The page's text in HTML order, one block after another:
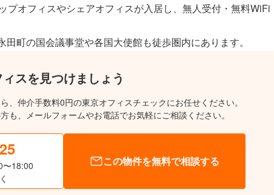
オフィスやシェアオフィスが入居し、無人受付・無料
町の国会議事堂や各国大使館も徒歩圏内にあります。
スを見つけましょう
、仲介手数料0円の東京オフィスチェックにお任せください。
も、メールフォームやお電話でお気軽にご相談ください。
〜18:00
この物件を無料で相談する